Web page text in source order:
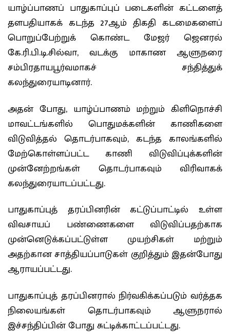
யாழ்ப்பாணப் பாதுகாப்புப் படைகளின் கட்டளைத்
தளபதியாகக் கடந்த 27ஆம் திகதி கடமைகளைப்
பொறுப்பேற்றுக் கொண்ட மேஜர் ஜெனரல்
கே.ரி.பி.டி.சில்வா, வடக்கு மாகாண ஆளுநரை
சம்பிரதாயபூர்வமாகச் சந்தித்துக்
கலந்துரையாடினார்.
அதன் போது, யாழ்ப்பாணம் மற்றும் கிளிநொச்சி
மாவட்டங்களில் பொதுமக்களின் காணிகளை
விடுவித்தல் தொடர்பாகவும், கடந்த காலங்களில்
மேற்கொள்ளப்பட்ட காணி விடுவிப்புக்களின்
முன்னேற்றங்கள் தொடர்பாகவும் விரிவாகக்
கலந்துரையாடப்பட்டது.
பாதுகாப்புத் தரப்பினரின் கட்டுப்பாட்டில் உள்ள
விவசாயப் பண்ணைகளை விடுவிப்பதற்காக
முன்னெடுக்கப்பட்டுள்ள முயற்சிகள் மற்றும்
அதற்கான சாத்தியப்பாடுகள் குறித்தும் இதன்போது
ஆராயப்பட்டது.
பாதுகாப்புத் தரப்பினரால் நிர்வகிக்கப்படும் வர்த்தக
நிலையங்கள் தொடர்பாகவும் ஆளுநரால்
இச்சந்திப்பின் போது சுட்டிக்காட்டப்பட்டது.